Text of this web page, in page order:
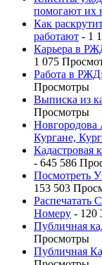
помогают их
Как
работают - 1
Карьера в
1 075
Работа в
Просмотры
Выписка из
Просмотры
Новгородова
Кургане,
Кадастровая
- 645 586
Посмотреть
153 503
Распечатать
Номеру - 120
Публичная
Просмотры
Публичная